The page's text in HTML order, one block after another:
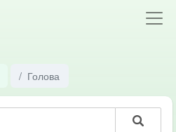
Голова